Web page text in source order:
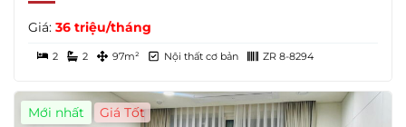
Giá: 36 triệu/tháng
2 2 97m² Nội thất cơ bản ZR 8-8294
Mới nhất Giá Tốt